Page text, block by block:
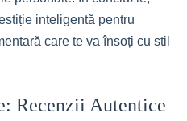
inteligentă pentru
care te va însoți cu stil
Recenzii Autentice